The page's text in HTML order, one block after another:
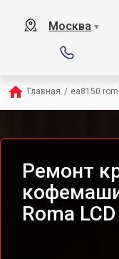
Москва ▼
Главная / ea8150
Ремонт
Roma